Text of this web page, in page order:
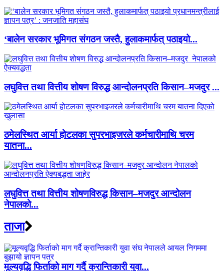
‘बालेन सरकार भूमिगत संगठन जस्तै, हुलाकमार्फत् पठाइयो...
लघुवित्त तथा वित्तीय शोषण विरुद्ध आन्दोलनप्रति किसान–मजदुर ...
ठमेलस्थित आर्या होटलका सुपरभाइजरले कर्मचारीमाथि चरम
यातना...
लघुवित्त तथा वित्तीय शोषणविरुद्ध किसान–मजदुर आन्दोलन
नेपालको...
ताजा
मूल्यवृद्धि फिर्ताको माग गर्दै क्रान्तिकारी युवा...